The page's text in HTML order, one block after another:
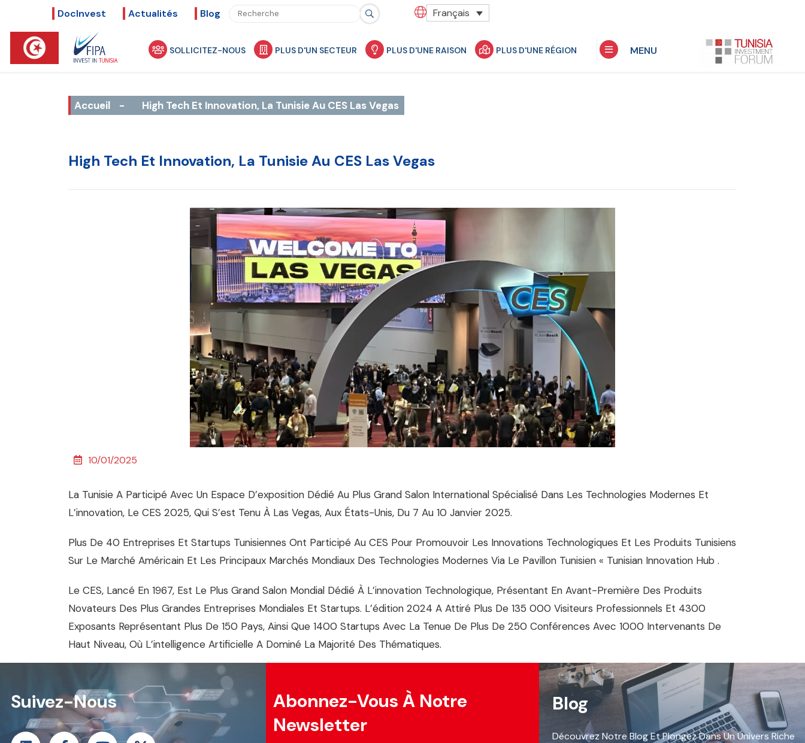
DocInvest Actualités Blog Français
SOLLICITEZ-NOUS PLUS D'UN SECTEUR PLUS D'UNE RAISON PLUS D'UNE RÉGION MENU
Accueil - High Tech Et Innovation, La Tunisie Au CES Las Vegas
High Tech Et Innovation, La Tunisie Au CES Las Vegas
10/01/2025
La Tunisie A Participé Avec Un Espace D’exposition Dédié Au Plus Grand Salon International Spécialisé Dans Les Technologies Modernes Et
L’innovation, Le CES 2025, Qui S’est Tenu À Las Vegas, Aux États-Unis, Du 7 Au 10 Janvier 2025.
Plus De 40 Entreprises Et Startups Tunisiennes Ont Participé Au CES Pour Promouvoir Les Innovations Technologiques Et Les Produits Tunisiens
Sur Le Marché Américain Et Les Principaux Marchés Mondiaux Des Technologies Modernes Via Le Pavillon Tunisien « Tunisian Innovation Hub .
Le CES, Lancé En 1967, Est Le Plus Grand Salon Mondial Dédié À L’innovation Technologique, Présentant En Avant-Première Des Produits
Novateurs Des Plus Grandes Entreprises Mondiales Et Startups. L’édition 2024 A Attiré Plus De 135 000 Visiteurs Professionnels Et 4300
Exposants Représentant Plus De 150 Pays, Ainsi Que 1400 Startups Avec La Tenue De Plus De 250 Conférences Avec 1000 Intervenants De
Haut Niveau, Où L’intelligence Artificielle A Dominé La Majorité Des Thématiques.
Suivez-Nous
Abonnez-Vous À Notre
Newsletter
Blog
Découvrez Notre Blog Et Plongez Dans Un Univers Riche